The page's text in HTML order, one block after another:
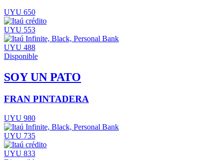
UYU 650
UYU 553
UYU 488
Disponible
SOY UN PATO
FRAN PINTADERA
UYU 980
UYU 735
UYU 833